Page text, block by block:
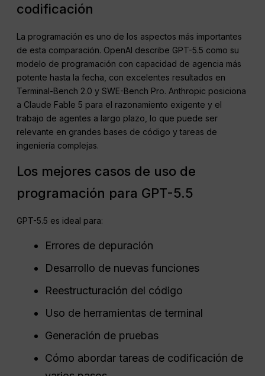
codificación
La programación es uno de los aspectos más importantes
de esta comparación. OpenAI describe GPT-5.5 como su
modelo de programación con capacidad de agencia más
potente hasta la fecha, con excelentes resultados en
Terminal-Bench 2.0 y SWE-Bench Pro. Anthropic posiciona
a Claude Fable 5 para el razonamiento exigente y el
trabajo de agentes a largo plazo, lo que puede ser
relevante en grandes bases de código y tareas de
ingeniería complejas.
Los mejores casos de uso de
programación para GPT-5.5
GPT-5.5 es ideal para:
Errores de depuración
Desarrollo de nuevas funciones
Reestructuración del código
Uso de herramientas de terminal
Generación de pruebas
Cómo abordar tareas de codificación de